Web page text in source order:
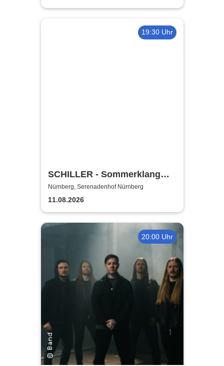
19:30 Uhr
SCHILLER - Sommerklang
2026
Nürnberg, Serenadenhof Nürnberg
11.08.2026
20:00 Uhr